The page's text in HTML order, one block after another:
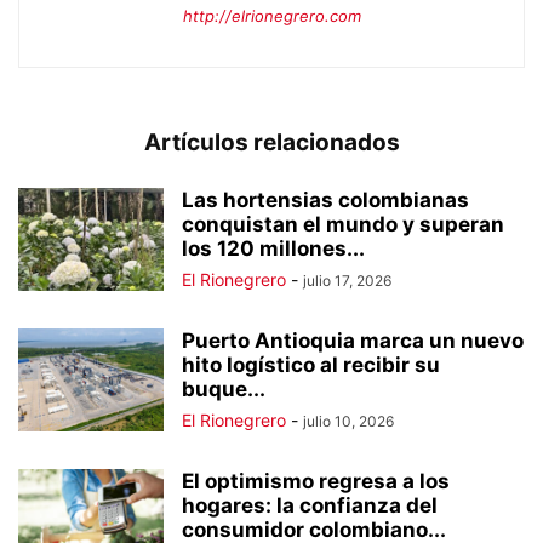
http://elrionegrero.com
Artículos relacionados
Las hortensias colombianas
conquistan el mundo y superan
los 120 millones...
El Rionegrero - julio 17, 2026
Puerto Antioquia marca un nuevo
hito logístico al recibir su
buque...
El Rionegrero - julio 10, 2026
El optimismo regresa a los
hogares: la confianza del
consumidor colombiano...